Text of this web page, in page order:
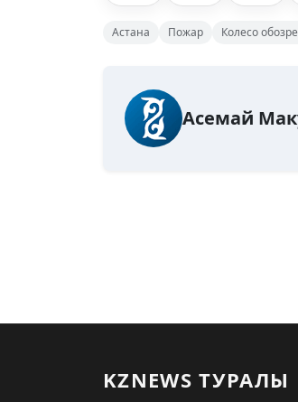
Астана Пожар Колесо
Асемай
KZNEWS ТУРАЛЫ